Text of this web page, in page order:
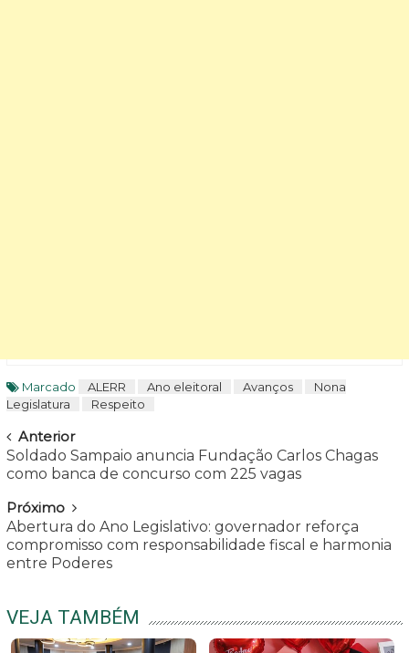
Marcado ALERR Ano eleitoral Avanços
Nona
Legislatura
Respeito
Navegar
Anterior
Soldado Sampaio anuncia Fundação Carlos Chagas
como banca de concurso com 225 vagas
Próximo
Abertura do Ano Legislativo: governador reforça
compromisso com responsabilidade fiscal e harmonia
entre Poderes
VEJA TAMBÉM